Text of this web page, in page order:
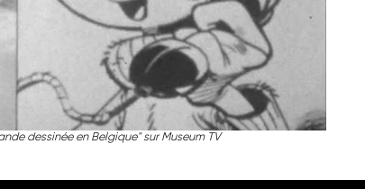
dessinée en Belgique" sur Museum TV